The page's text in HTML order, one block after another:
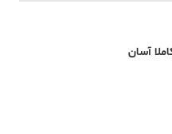
آسان